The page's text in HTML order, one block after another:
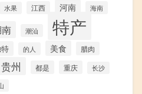
水果 江西 河南 海南
潮汕 特产
的人 美食 腊肉
贵州 都是 重庆
长沙